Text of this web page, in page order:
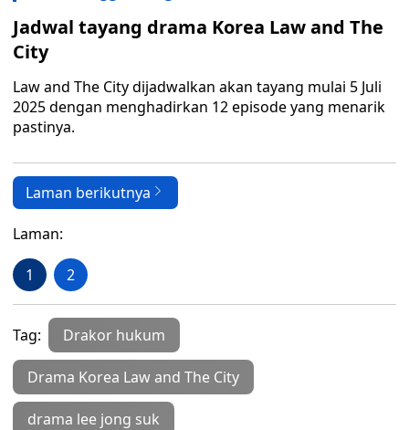
Jadwal tayang drama Korea Law and The
City
Law and The City dijadwalkan akan tayang mulai 5 Juli
2025 dengan menghadirkan 12 episode yang menarik
pastinya.
Laman berikutnya
Laman:
1 2
Tag: Drakor hukum
Drama Korea Law and The City
drama lee jong suk